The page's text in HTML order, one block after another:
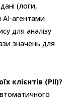
(логи,
AI-агентами
для аналізу
значень для
клієнтів (PII)?